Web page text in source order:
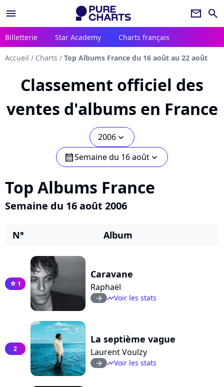
menu newsletter search
Billetterie Star Academy Charts français
Accueil / Charts / Top Albums France du 16 août au 22 août
Classement officiel des
ventes d'albums en France
2006 chevron_bot
calendarSemaine du 16 août chevron_bot
Top Albums France
Semaine du 16 août 2006
N° Album
star 1
Caravane
Raphaël
arrow_right timelineVoir les stats
2
La septième vague
Laurent Voulzy
arrow_right timelineVoir les stats